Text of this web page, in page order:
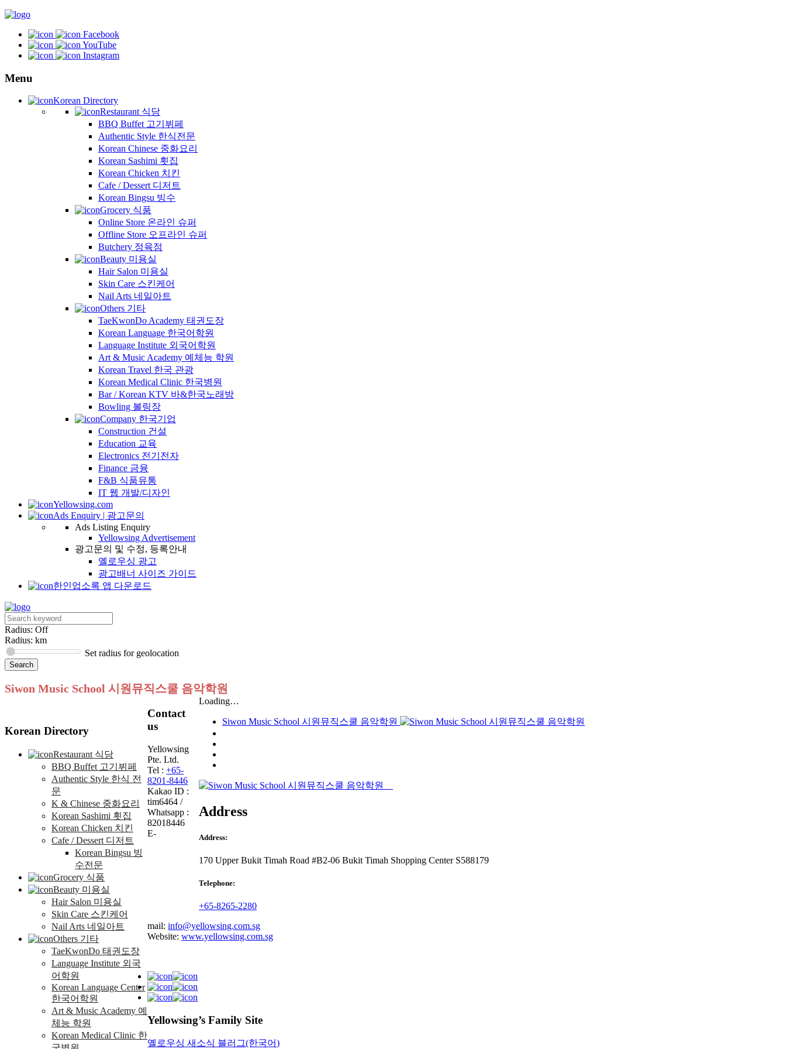
Facebook
YouTube
Instagram
Menu
Korean Directory
Restaurant 식당
BBQ Buffet 고기뷔페
Authentic Style 한식전문
Korean Chinese 중화요리
Korean Sashimi 횟집
Korean Chicken 치킨
Cafe / Dessert 디저트
Korean Bingsu 빙수
Grocery 식품
Online Store 온라인 슈퍼
Offline Store 오프라인 슈퍼
Butchery 정육점
Beauty 미용실
Hair Salon 미용실
Skin Care 스킨케어
Nail Arts 네일아트
Others 기타
TaeKwonDo Academy 태권도장
Korean Language 한국어학원
Language Institute 외국어학원
Art & Music Academy 예체능 학원
Korean Travel 한국 관광
Korean Medical Clinic 한국병원
Bar / Korean KTV 바&한국노래방
Bowling 볼링장
Company 한국기업
Construction 건설
Education 교육
Electronics 전기전자
Finance 금융
F&B 식품유통
IT 웹 개발/디자인
Yellowsing.com
Ads Enquiry | 광고문의
Ads Listing Enquiry
Yellowsing Advertisement
광고문의 및 수정, 등록안내
옐로우싱 광고
광고배너 사이즈 가이드
한인업소록 앱 다운로드
Radius: Off
Radius: km
Set radius for geolocation
Siwon Music School 시원뮤직스쿨 음악학원
Loading…
Siwon Music School 시원뮤직스쿨 음악학원
Address
Address:
170 Upper Bukit Timah Road #B2-06 Bukit Timah Shopping Center S588179
Telephone:
+65-8265-2280
Korean Directory
Restaurant 식당
BBQ Buffet 고기뷔페
Authentic Style 한식 전
문
K & Chinese 중화요리
Korean Sashimi 횟집
Korean Chicken 치킨
Cafe / Dessert 디저트
Korean Bingsu 빙
수전문
Grocery 식품
Beauty 미용실
Hair Salon 미용실
Skin Care 스킨케어
Nail Arts 네일아트
Others 기타
TaeKwonDo 태권도장
Language Institute 외국
어학원
Korean Language Center
한국어학원
Art & Music Academy 예
체능 학원
Korean Medical Clinic 한
Contact
us
Yellowsing
Pte. Ltd.
Tel :+65-
8201-8446
Kakao ID :
tim6464 /
Whatsapp :
82018446
E-
mail:info@yellowsing.com.sg
Website:www.yellowsing.com.sg
Yellowsing’s Family Site
옐로우싱 새소식 블러그(한국어)